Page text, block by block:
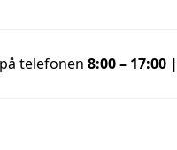
telefonen8:00 – 17:00 |